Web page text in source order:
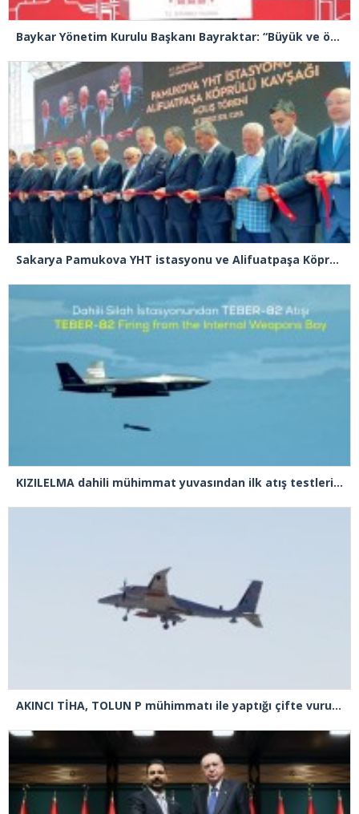
Baykar Yönetim Kurulu Başkanı Bayraktar: “Büyük ve önemli eserler konfor alanının dışında kalmaya razı olanlar tarafından gerçekleştirildi”
Sakarya Pamukova YHT istasyonu ve Alifuatpaşa Köprülü Kavşağı açılışı gerçekleşti
KIZILELMA dahili mühimmat yuvasından ilk atış testlerini başarıyla tamamladı
AKINCI TİHA, TOLUN P mühimmatı ile yaptığı çifte vuruşta hedefi tam isabetle vurdu